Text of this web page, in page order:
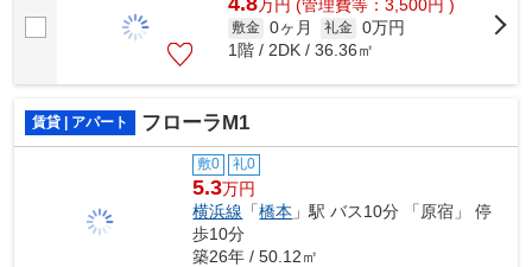
万円 (管理費等：3,500円 )
敷金 0ヶ月 礼金 0万円
1階 / 2DK / 36.36㎡
賃貸 | アパート フローラM1
敷0 礼0
5.3万円
横浜線 「橋本 」駅 バス10分 「原宿」 停
歩10分
築26年 / 50.12㎡